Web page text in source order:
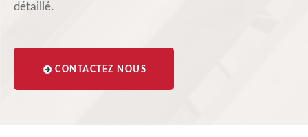
détaillé.
CONTACTEZ NOUS